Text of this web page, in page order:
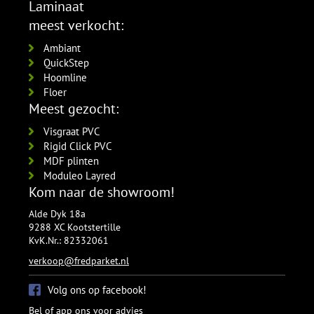
per lengte: 2.4 mm, € 21,95 p/st
Laminaat
meest verkocht:
Ambiant
QuickStep
Hoomline
Floer
Meest gezocht:
Visgraat PVC
Rigid Click PVC
MDF plinten
Moduleo Layred
Kom naar de showroom!
Alde Dyk 18a
9288 XC Kootstertille
KvK.Nr.: 82332061
verkoop@fredparket.nl
Volg ons op facebook!
Bel of app ons voor advies